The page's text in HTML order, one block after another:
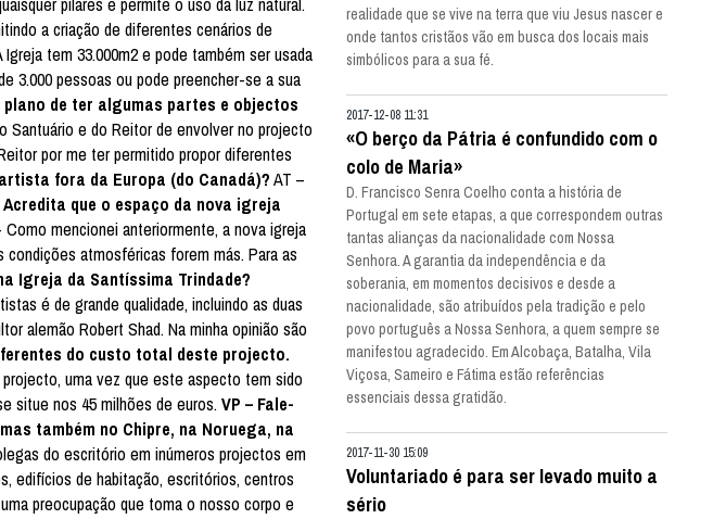
a criação de diferentes cenários de
tem 33.000m2 e pode também ser usada
3.000 pessoas ou pode preencher-se a sua
de ter algumas partes e objectos
Santuário e do Reitor de envolver no projecto
por me ter permitido propor diferentes
fora da Europa (do Canadá)?AT –
Acredita que o espaço da nova igreja
Como mencionei anteriormente, a nova igreja
atmosféricas forem más. Para as
Igreja da Santíssima Trindade?
é de grande qualidade, incluindo as duas
alemão Robert Shad. Na minha opinião são
do custo total deste projecto.
uma vez que este aspecto tem sido
situe nos 45 milhões de euros.VP – Fale-
também no Chipre, na Noruega, na
do escritório em inúmeros projectos em
edifícios de habitação, escritórios, centros
preocupação que toma o nosso corpo e
realidade que se vive na terra que viu Jesus nascer e
onde tantos cristãos vão em busca dos locais mais
simbólicos para a sua fé.
2017-12-08 11:31
«O berço da Pátria é confundido com o
colo de Maria»
D. Francisco Senra Coelho conta a história de
Portugal em sete etapas, a que correspondem outras
tantas alianças da nacionalidade com Nossa
Senhora. A garantia da independência e da
soberania, em momentos decisivos e desde a
nacionalidade, são atribuídos pela tradição e pelo
povo português a Nossa Senhora, a quem sempre se
manifestou agradecido. Em Alcobaça, Batalha, Vila
Viçosa, Sameiro e Fátima estão referências
essenciais dessa gratidão.
2017-11-30 15:09
Voluntariado é para ser levado muito a
sério